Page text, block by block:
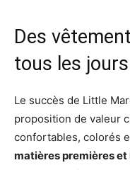
Des
tous les jours
Le succès de Little
proposition de valeur
confortables, colorés
matières premières